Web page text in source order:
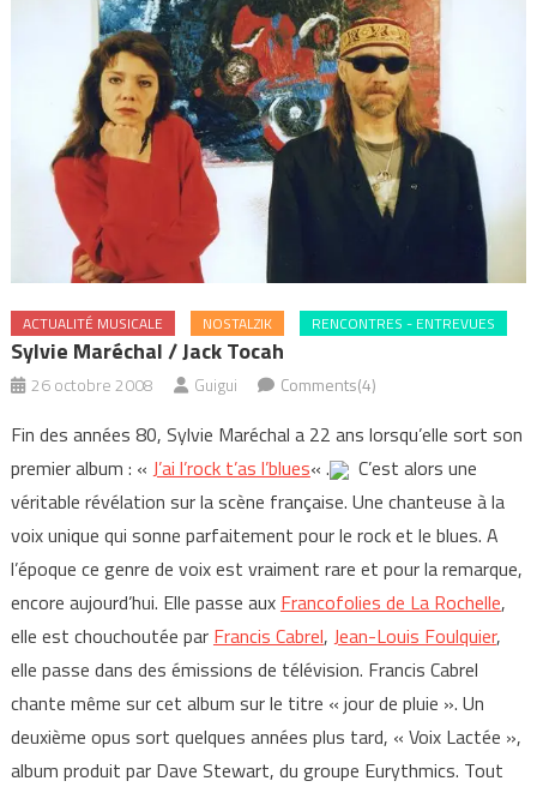
ACTUALITÉ MUSICALE NOSTALZIK RENCONTRES - ENTREVUES
Sylvie Maréchal / Jack Tocah
26 octobre 2008 Guigui Comments(4)
Fin des années 80, Sylvie Maréchal a 22 ans lorsqu’elle sort son
premier album : « J’ai l’rock t’as l’blues« .
C’est alors une
véritable révélation sur la scène française. Une chanteuse à la
voix unique qui sonne parfaitement pour le rock et le blues. A
l’époque ce genre de voix est vraiment rare et pour la remarque,
encore aujourd’hui. Elle passe aux Francofolies de La Rochelle,
elle est chouchoutée par Francis Cabrel, Jean-Louis Foulquier,
elle passe dans des émissions de télévision. Francis Cabrel
chante même sur cet album sur le titre « jour de pluie ». Un
deuxième opus sort quelques années plus tard, « Voix Lactée »,
album produit par Dave Stewart, du groupe Eurythmics. Tout